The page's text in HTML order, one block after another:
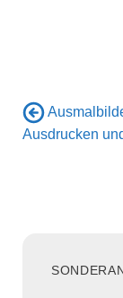
Ausdrucken